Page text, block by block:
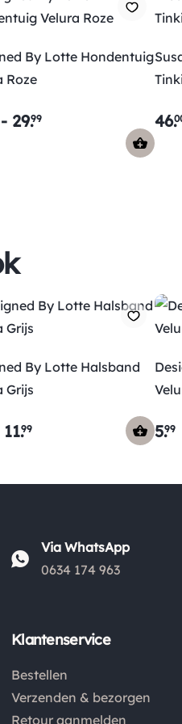
By Lotte Hondentuig
Roze
- 29.99 46.
By Lotte Halsband
Grijs
11.99 5.99
Via WhatsApp
0634 174 963
Klantenservice
Bestellen
Verzenden & bezorgen
Retour aanmelden